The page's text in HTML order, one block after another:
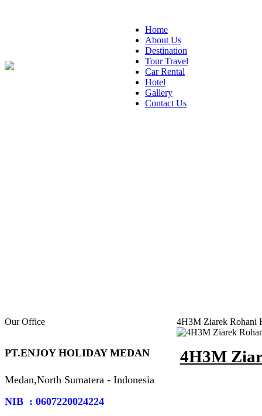
Home
About Us
Destination
Tour Travel
Car Rental
Hotel
Gallery
Contact Us
Our Office
PT.ENJOY HOLIDAY MEDAN
Medan,North Sumatera - Indonesia
NIB : 0607220024224
4H3M Ziarek Rohani
4H3M